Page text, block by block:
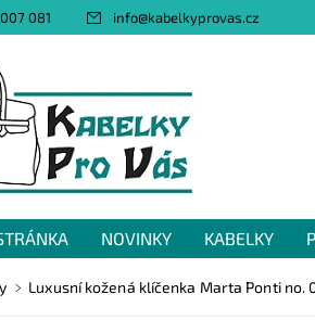
081 info@kabelkyprovas.cz
NOVINKY KABELKY
PODMÍNKY
GDPR NAPIŠTE NÁM
Luxusní kožená klíčenka Marta Ponti no.